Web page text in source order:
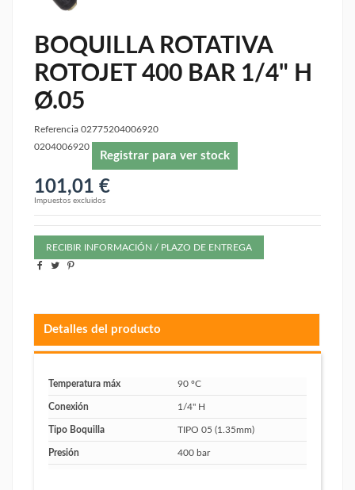
BOQUILLA ROTATIVA
ROTOJET 400 BAR 1/4" H
Ø.05
Referencia 02775204006920
0204006920
Registrar para ver stock
101,01 €
Impuestos excluidos
RECIBIR INFORMACIÓN / PLAZO DE ENTREGA
Detalles del producto
Temperatura máx 90 ºC
Conexión 1/4" H
Tipo Boquilla TIPO 05 (1.35mm)
Presión 400 bar